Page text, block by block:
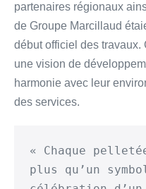
partenaires régionaux
de Groupe Marcillaud
début officiel des travaux.
une vision de
harmonie avec leur
des services.
« Chaque
plus qu’un